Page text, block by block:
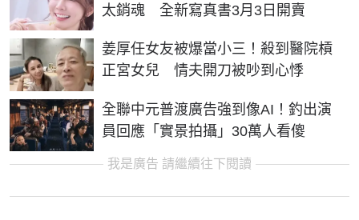
太銷魂 全新寫真書3月3日開賣
姜厚任女友被爆當小三！殺到醫院槓
正宮女兒 情夫開刀被吵到心悸
全聯中元普渡廣告強到像AI！釣出演
員回應「實景拍攝」30萬人看傻
我是廣告 請繼續往下閱讀